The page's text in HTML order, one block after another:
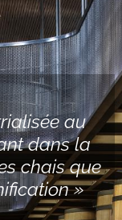
au
dans la
chais que
»